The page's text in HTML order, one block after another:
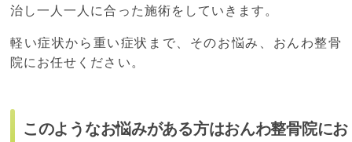
治し一人一人に合った施術をしていきます。
軽い症状から重い症状まで、そのお悩み、おんわ整骨
院にお任せください。
このようなお悩みがある方はおんわ整骨院にお